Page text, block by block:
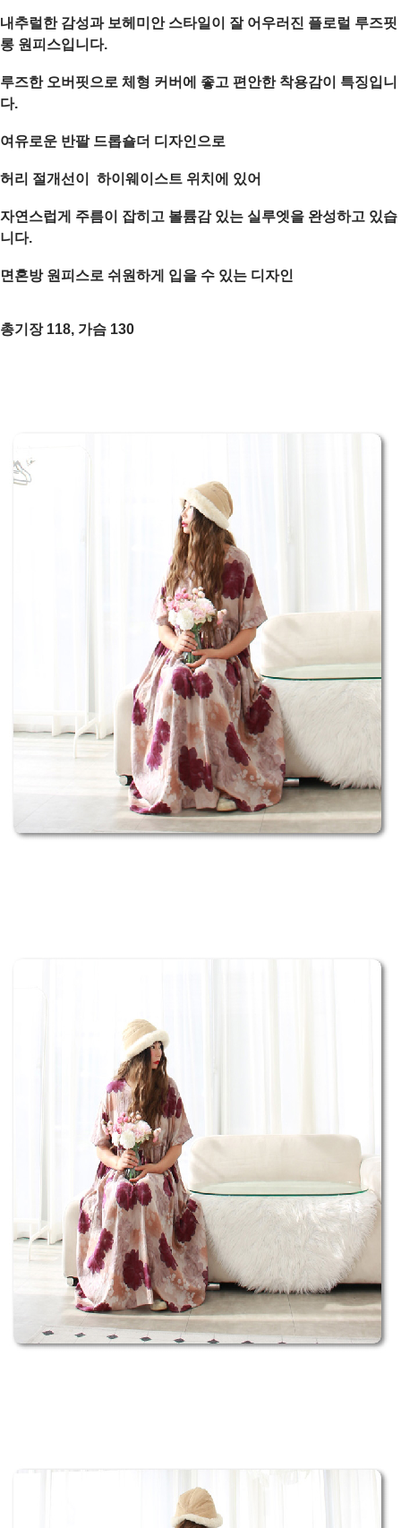
내추럴한 감성과 보헤미안 스타일이 잘 어우러진 플로럴 루즈핏
롱 원피스입니다.
루즈한 오버핏으로 체형 커버에 좋고 편안한 착용감이 특징입니
다.
여유로운 반팔 드롭숄더 디자인으로
허리 절개선 이 하이웨이스트 위치에 있어
자연스럽게 주름이 잡히고 볼륨감 있는 실루엣을 완성하고 있습
니다.
면혼방 원피스로 쉬원하게 입을 수 있는 디자인
총기장 118, 가슴 130